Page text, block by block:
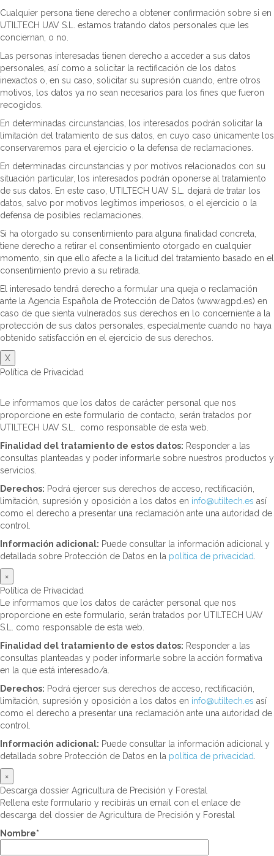
Cualquier persona tiene derecho a obtener confirmación sobre si en
UTILTECH UAV S.L. estamos tratando datos personales que les
conciernan, o no.
Las personas interesadas tienen derecho a acceder a sus datos
personales, así como a solicitar la rectificación de los datos
inexactos o, en su caso, solicitar su supresión cuando, entre otros
motivos, los datos ya no sean necesarios para los fines que fueron
recogidos.
En determinadas circunstancias, los interesados podrán solicitar la
limitación del tratamiento de sus datos, en cuyo caso únicamente los
conservaremos para el ejercicio o la defensa de reclamaciones.
En determinadas circunstancias y por motivos relacionados con su
situación particular, los interesados podrán oponerse al tratamiento
de sus datos. En este caso, UTILTECH UAV S.L. dejará de tratar los
datos, salvo por motivos legítimos imperiosos, o el ejercicio o la
defensa de posibles reclamaciones.
Si ha otorgado su consentimiento para alguna finalidad concreta,
tiene derecho a retirar el consentimiento otorgado en cualquier
momento, sin que ello afecte a la licitud del tratamiento basado en el
consentimiento previo a su retirada.
El interesado tendrá derecho a formular una queja o reclamación
ante la Agencia Española de Protección de Datos (www.agpd.es) en
caso de que sienta vulnerados sus derechos en lo concerniente a la
protección de sus datos personales, especialmente cuando no haya
obtenido satisfacción en el ejercicio de sus derechos.
X
Política de Privacidad
Le informamos que los datos de carácter personal que nos
proporcione en este formulario de contacto, serán tratados por
UTILTECH UAV S.L. como responsable de esta web.
Finalidad del tratamiento de estos datos: Responder a las
consultas planteadas y poder informarle sobre nuestros productos y
servicios.
Derechos: Podrá ejercer sus derechos de acceso, rectificación,
limitación, supresión y oposición a los datos en info@utiltech.es así
como el derecho a presentar una reclamación ante una autoridad de
control.
Información adicional: Puede consultar la información adicional y
detallada sobre Protección de Datos en la política de privacidad
×
Política de Privacidad
Le informamos que los datos de carácter personal que nos
proporcione en este formulario, serán tratados por UTILTECH UAV
S.L. como responsable de esta web.
Finalidad del tratamiento de estos datos: Responder a las
consultas planteadas y poder informarle sobre la acción formativa
en la que está interesado/a.
Derechos: Podrá ejercer sus derechos de acceso, rectificación,
limitación, supresión y oposición a los datos en info@utiltech.es así
como el derecho a presentar una reclamación ante una autoridad de
control.
Información adicional: Puede consultar la información adicional y
detallada sobre Protección de Datos en la política de privacidad
×
Descarga dossier Agricultura de Precisión y Forestal
Rellena este formulario y recibirás un email con el enlace de
descarga del dossier de Agricultura de Precisión y Forestal
Nombre*